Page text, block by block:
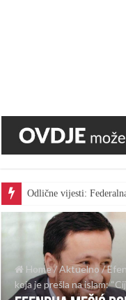
Odlične vijesti:
Home/Aktuelno/
koja je prešla na islam: